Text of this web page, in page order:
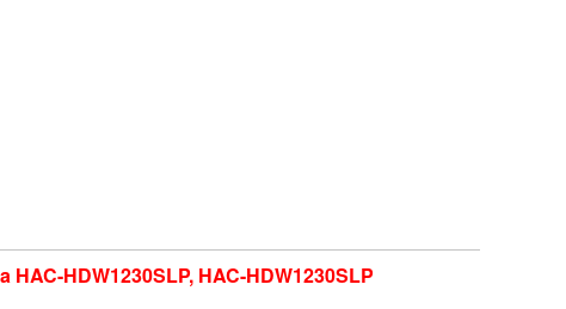
HAC-HDW1230SLP, HAC-HDW1230SLP